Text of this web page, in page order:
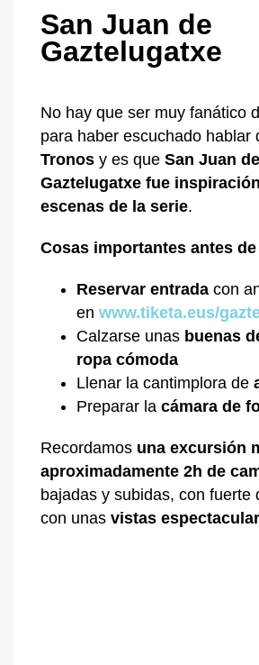
San Juan de
Gaztelugatxe
No hay que ser muy fanático
para haber escuchado hablar
Tronos y es que San Juan de
Gaztelugatxe fue
escenas de la serie.
Cosas importantes antes
Reservar entrada con
en www.tiketa.eus/
Calzarse unas buenas
ropa cómoda
Llenar la cantimplora de
Preparar la cámara de
Recordamos una excursión
aproximadamente 2h de
bajadas y subidas, con fuerte
con unas vistas